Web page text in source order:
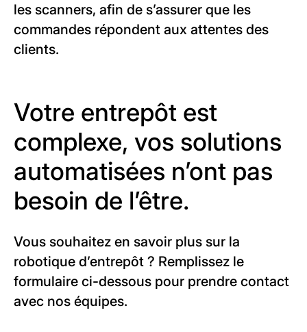
les scanners, afin de s’assurer que les
commandes répondent aux attentes des
clients.
Votre entrepôt est
complexe, vos solutions
automatisées n’ont pas
besoin de l’être.
Vous souhaitez en savoir plus sur la
robotique d’entrepôt ? Remplissez le
formulaire ci-dessous pour prendre contact
avec nos équipes.